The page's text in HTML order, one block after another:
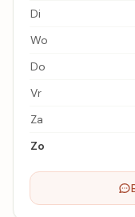
Di
Wo
Do
Vr
Za
Zo